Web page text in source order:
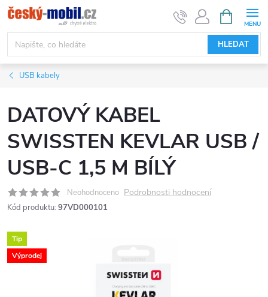
Přejít
na
obsah
HLEDAT
NÁKUPNÍ
KOŠÍK
USB kabely
DATOVÝ KABEL
SWISSTEN KEVLAR USB /
USB-C 1,5 M BÍLÝ
Neohodnoceno Podrobnosti hodnocení
Kód produktu: 97VD000101
Tip
Výprodej